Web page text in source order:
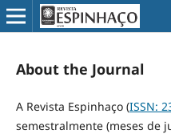
About the Journal
A Revista Espinhaço (ISSN:
semestralmente (meses de